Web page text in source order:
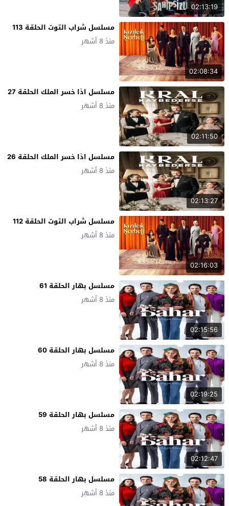
02:13:19
02:08:34
مسلسل شراب التوت الحلقة 113
منذ 8 أشهر
02:11:50
مسلسل اذا خسر الملك الحلقة 27
منذ 8 أشهر
02:13:27
مسلسل اذا خسر الملك الحلقة 26
منذ 8 أشهر
02:16:03
مسلسل شراب التوت الحلقة 112
منذ 8 أشهر
02:15:56
مسلسل بهار الحلقة 61
منذ 8 أشهر
02:19:25
مسلسل بهار الحلقة 60
منذ 8 أشهر
02:12:47
مسلسل بهار الحلقة 59
منذ 8 أشهر
مسلسل بهار الحلقة 58
منذ 8 أشهر